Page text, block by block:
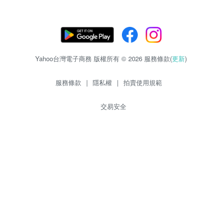
Yahoo台灣電子商務 版權所有 © 2026 服務條款(更新)
服務條款 | 隱私權 | 拍賣使用規範
交易安全